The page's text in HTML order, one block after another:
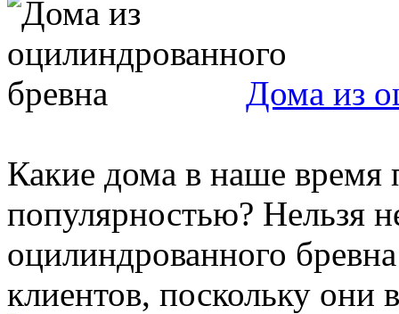
Дома из
Какие дома в наше время
популярностью? Нельзя
оцилиндрованного
клиентов, поскольку они